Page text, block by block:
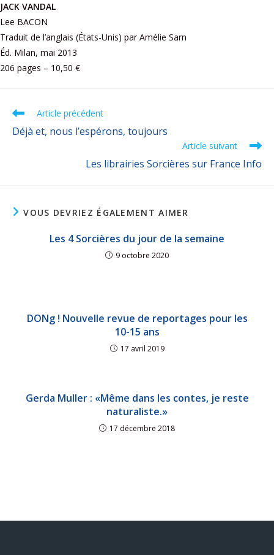
JACK VANDAL
Lee BACON
Traduit de l’anglais (États-Unis) par Amélie Sarn
Éd. Milan, mai 2013
206 pages – 10,50 €
Article précédent
Déjà et, nous l’espérons, toujours
Article suivant
Les librairies Sorcières sur France Info
VOUS DEVRIEZ ÉGALEMENT AIMER
Les 4 Sorcières du jour de la semaine
9 octobre 2020
DONg ! Nouvelle revue de reportages pour les
10-15 ans
17 avril 2019
Gerda Muller : «Même dans les contes, je reste
naturaliste.»
17 décembre 2018